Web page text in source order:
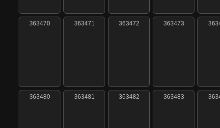
363470 363471 363472 363473
363480 363481 363482 363483